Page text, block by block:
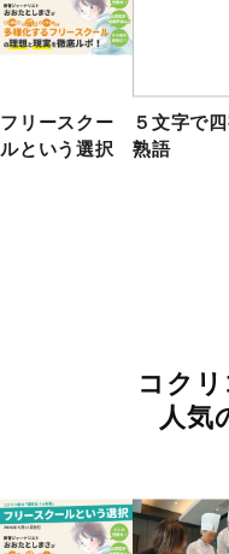
フリースクー
ルという選択
５文字で
熟語
コク
人気